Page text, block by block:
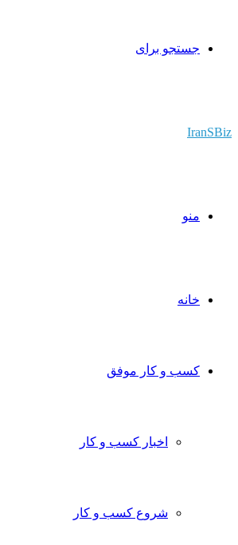
جستجو برای
IranSBiz
منو
خانه
کسب و کار موفق
اخبار کسب و کار
شروع کسب و کار